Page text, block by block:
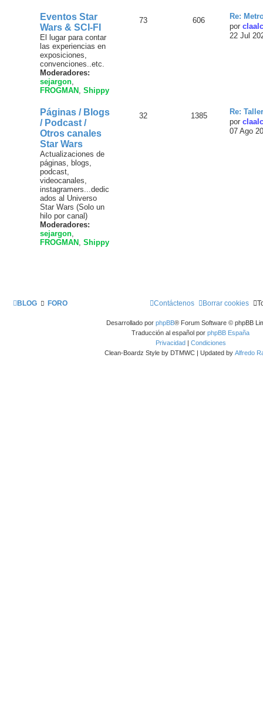
Eventos Star
Wars & SCI-FI
El lugar para contar
las experiencias en
exposiciones,
convenciones..etc.
Moderadores:
sejargon
FROGMAN
Shippy
73 606
Re:
por claalc
22 Jul
Páginas / Blogs
/ Podcast /
Otros canales
Star Wars
Actualizaciones de
páginas, blogs,
podcast,
videocanales,
instagramers...dedic
ados al Universo
Star Wars (Solo un
hilo por canal)
Moderadores:
sejargon
FROGMAN
Shippy
32 1385
Re:
por claalc
07 Ago
BLOG FORO Borrar cookies
Contáctenos
Desarrollado por phpBB® Forum Software © phpBB
Traducción al español por phpBB España
Privacidad| Condiciones
Clean-Boardz Style by DTMWC | Updated by Alfredo